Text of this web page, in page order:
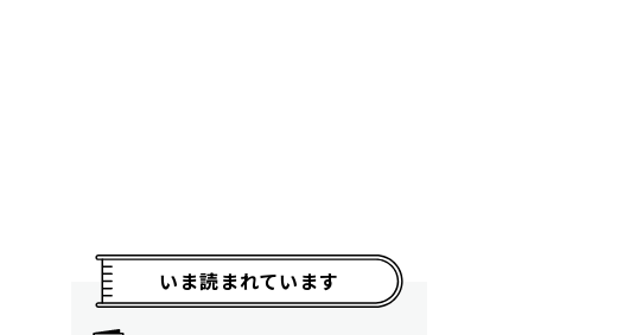
いま読まれています